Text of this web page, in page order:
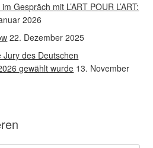
Gespräch mit L’ART POUR L’ART:
2026
22. Dezember 2025
des Deutschen
gewählt wurde 13. November